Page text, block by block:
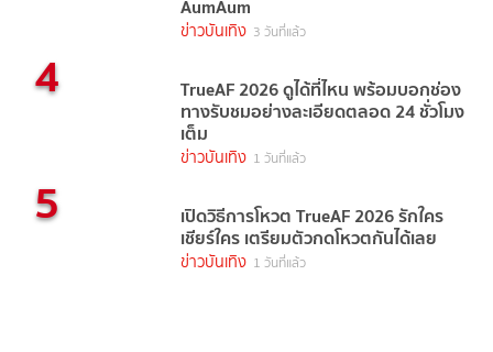
AumAum
ข่าวบันเทิง 3 วันที่แล้ว
4 TrueAF 2026 ดูได้ที่ไหน พร้อมบอกช่อง
ทางรับชมอย่างละเอียดตลอด 24 ชั่วโมง
เต็ม
ข่าวบันเทิง 1 วันที่แล้ว
5 เปิดวิธีการโหวต TrueAF 2026 รักใคร
เชียร์ใคร เตรียมตัวกดโหวตกันได้เลย
ข่าวบันเทิง 1 วันที่แล้ว